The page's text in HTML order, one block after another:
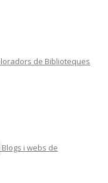
de Biblioteques
Blogs i webs de